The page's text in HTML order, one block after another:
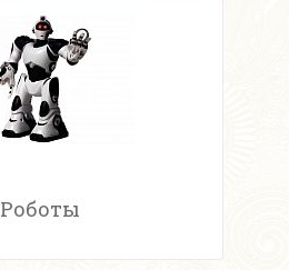
Роботы